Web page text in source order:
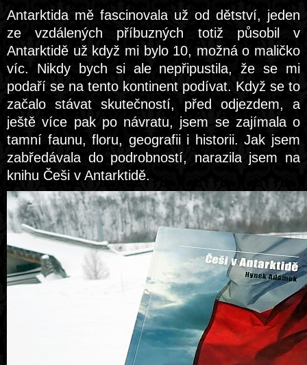
Antarktida mě fascinovala už od dětství, jeden
ze vzdálených příbuzných totiž působil v
Antarktidě už když mi bylo 10, možná o maličko
víc. Nikdy bych si ale nepřipustila, že se mi
podaří se na tento kontinent podívat. Když se to
začalo stávat skutečností, před odjezdem, a
ještě více pak po návratu, jsem se zajímala o
tamní faunu, floru, geografii i historii. Jak jsem
zabředávala do podrobností, narazila jsem na
knihu Češi v Antarktidě.